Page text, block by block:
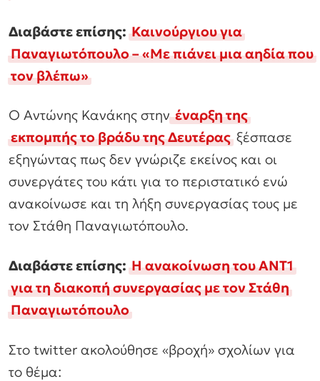
Διαβάστε επίσης:Καινούργιου για
Παναγιωτόπουλο – «Με πιάνει μια αηδία που
τον βλέπω»
Ο Αντώνης Κανάκης στηνέναρξη της
εκπομπής το βράδυ της Δευτέραςξέσπασε
εξηγώντας πως δεν γνώριζε εκείνος και οι
συνεργάτες του κάτι για το περιστατικό ενώ
ανακοίνωσε και τη λήξη συνεργασίας τους με
τον Στάθη Παναγιωτόπουλο.
Διαβάστε επίσης:Η ανακοίνωση του ΑΝΤ1
για τη διακοπή συνεργασίας με τον Στάθη
Παναγιωτόπουλο
Στο twitter ακολούθησε «βροχή» σχολίων για
το θέμα: